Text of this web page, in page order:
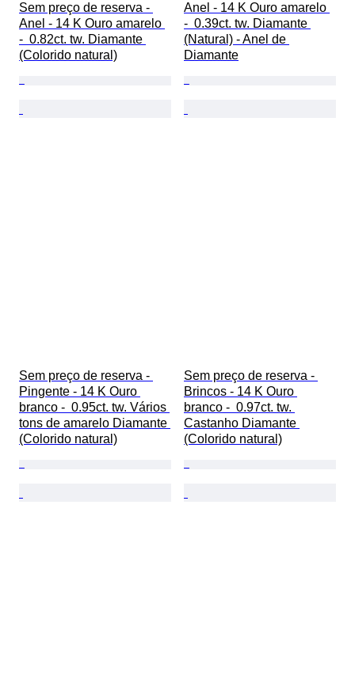
Sem preço de reserva -
Anel - 14 K Ouro amarelo
-  0.82ct. tw. Diamante
(Colorido natural)
Anel - 14 K Ouro amarelo
-  0.39ct. tw. Diamante
(Natural) - Anel de
Diamante
Sem preço de reserva -
Pingente - 14 K Ouro
branco -  0.95ct. tw. Vários
tons de amarelo Diamante
(Colorido natural)
Sem preço de reserva -
Brincos - 14 K Ouro
branco -  0.97ct. tw.
Castanho Diamante
(Colorido natural)